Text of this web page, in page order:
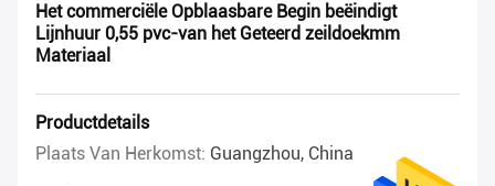
Het commerciële Opblaasbare Begin beëindigt
Lijnhuur 0,55 pvc-van het Geteerd zeildoekmm
Materiaal
Productdetails
Plaats Van Herkomst: Guangzhou, China